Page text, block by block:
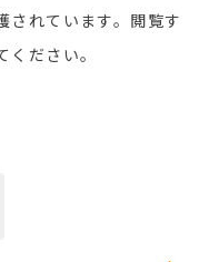
されています。閲覧す
ださい。